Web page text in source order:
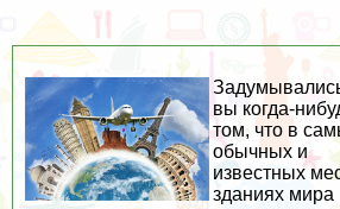
вы когда-
том, что в
обычных и
известных
зданиях мира